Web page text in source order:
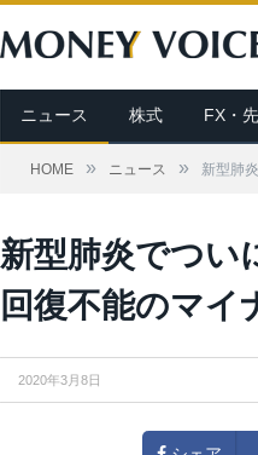
ニュース 株式 FX・
HOME » ニュース » 新型肺
新型肺炎でつい
回復不能のマイ
2020年3月8日